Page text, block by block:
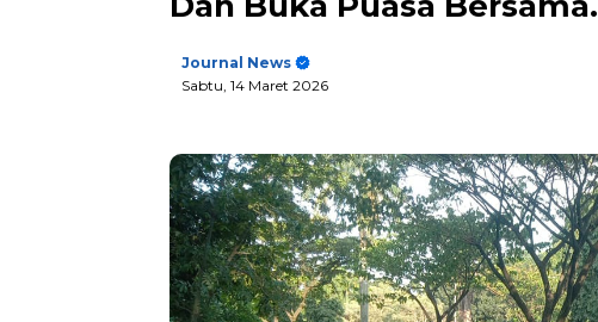
Journal News
Sabtu, 14 Maret 2026